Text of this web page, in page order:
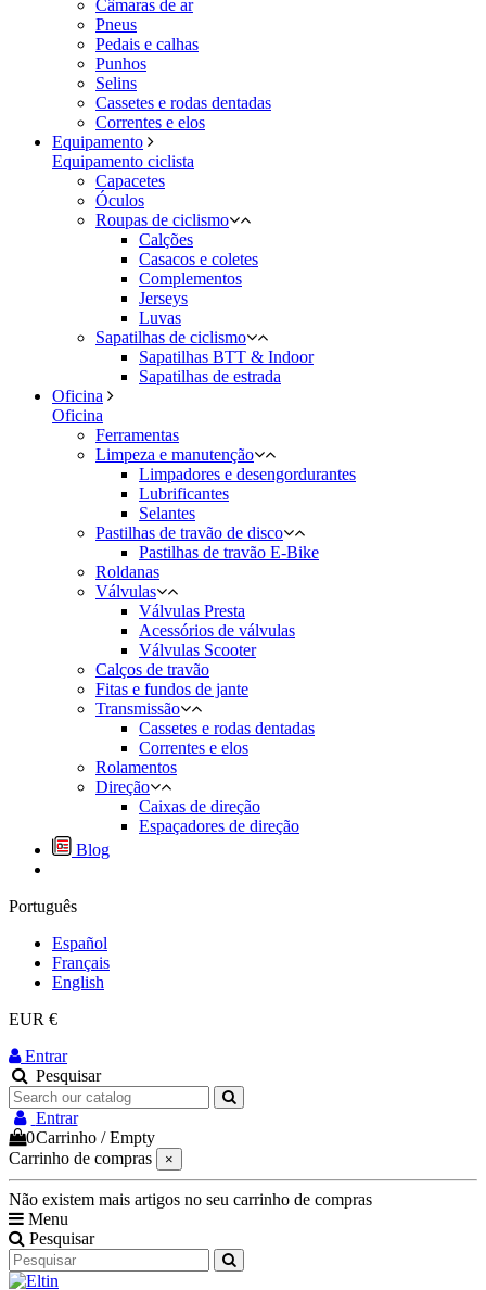
Câmaras de ar
Pneus
Pedais e calhas
Punhos
Selins
Cassetes e rodas dentadas
Correntes e elos
Equipamento
Equipamento ciclista
Capacetes
Óculos
Roupas de ciclismo
Calções
Casacos e coletes
Complementos
Jerseys
Luvas
Sapatilhas de ciclismo
Sapatilhas BTT & Indoor
Sapatilhas de estrada
Oficina
Oficina
Ferramentas
Limpeza e manutenção
Limpadores e desengordurantes
Lubrificantes
Selantes
Pastilhas de travão de disco
Pastilhas de travão E-Bike
Roldanas
Válvulas
Válvulas Presta
Acessórios de válvulas
Válvulas Scooter
Calços de travão
Fitas e fundos de jante
Transmissão
Cassetes e rodas dentadas
Correntes e elos
Rolamentos
Direção
Caixas de direção
Espaçadores de direção
Blog
Português
Español
Français
English
EUR €
Entrar
Pesquisar
Entrar
0Carrinho /Empty
Carrinho de compras
×
Não existem mais artigos no seu carrinho de compras
Menu
Pesquisar